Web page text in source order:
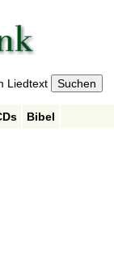
Liedtext
Bibel